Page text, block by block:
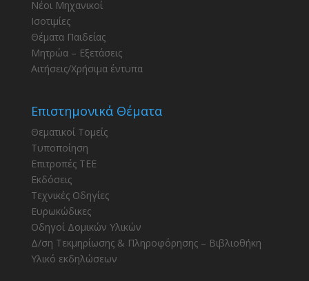
Νέοι Μηχανικοί
Ισοτιμίες
Θέματα Παιδείας
Μητρώα – Εξετάσεις
Αιτήσεις/Χρήσιμα έντυπα
Επιστημονικά Θέματα
Θεματικοί Τομείς
Τυποποίηση
Επιτροπές ΤΕΕ
Εκδόσεις
Τεχνικές Οδηγίες
Ευρωκώδικες
Οδηγοί Δομικών Υλικών
Δ/ση Τεκμηρίωσης & Πληροφόρησης – Βιβλιοθήκη
Υλικό εκδηλώσεων